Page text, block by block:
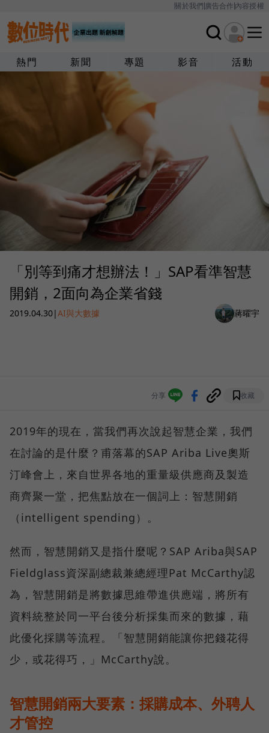
關於我們廣告合作內容授權
熱門 新聞 專題 影音 活動
「別等到痛才想辦法！」SAP看準智慧
開銷，2面向為企業省錢
2019.04.30|AI與大數據 蔣曜宇
分享 收藏
2019年的現在，當我們再次說起智慧企業，我們
在討論的是什麼？甫落幕的SAP Ariba Live奧斯
汀峰會上，來自世界各地的重量級供應商及製造
商齊聚一堂，把焦點放在一個詞上：智慧開銷
（intelligent spending）。
然而，智慧開銷又是指什麼呢？SAP Ariba與SAP
Fieldglass資深副總裁兼總經理Pat McCarthy認
為，智慧開銷是將數據思維帶進供應端，將所有
資料統整於同一平台後分析採集而來的數據，藉
此優化採購等流程。「智慧開銷能讓你把錢花得
少，或花得巧，」McCarthy說。
智慧開銷兩大要素：採購成本、外聘人
才管控